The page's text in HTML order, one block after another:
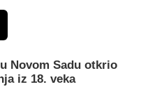
Novom Sadu otkrio
iz 18. veka